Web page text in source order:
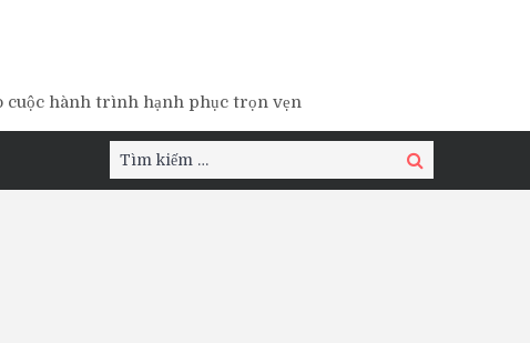
cuộc hành trình hạnh phục trọn vẹn
Tìm
kiếm:
Tìm
kiếm